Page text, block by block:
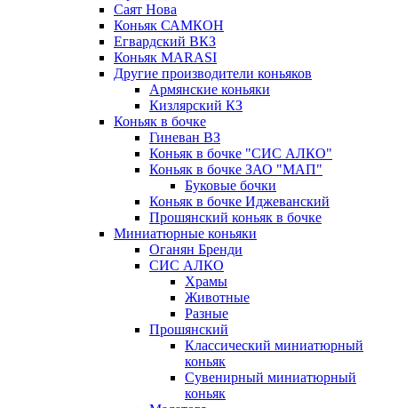
Саят Нова
Коньяк САМКОН
Егвардский ВКЗ
Коньяк MARASI
Другие производители коньяков
Армянские коньяки
Кизлярский КЗ
Коньяк в бочке
Гиневан ВЗ
Коньяк в бочке "СИС АЛКО"
Коньяк в бочке ЗАО "МАП"
Буковые бочки
Коньяк в бочке Иджеванский
Прошянский коньяк в бочке
Миниатюрные коньяки
Оганян Бренди
СИС АЛКО
Храмы
Животные
Разные
Прошянский
Классический миниатюрный
коньяк
Сувенирный миниатюрный
коньяк